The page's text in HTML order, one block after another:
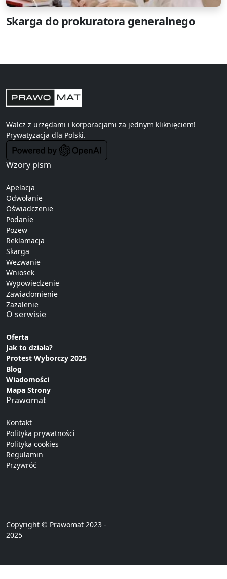
Skarga do prokuratora generalnego
Walcz z urzędami i korporacjami za jednym kliknięciem!
Prywatyzacja dla Polski.
Wzory pism
Apelacja
Odwołanie
Oświadczenie
Podanie
Pozew
Reklamacja
Skarga
Wezwanie
Wniosek
Wypowiedzenie
Zawiadomienie
Zażalenie
O serwisie
Oferta
Jak to działa?
Protest Wyborczy 2025
Blog
Wiadomości
Mapa Strony
Prawomat
Kontakt
Polityka prywatności
Polityka cookies
Regulamin
Przywróć
Copyright © Prawomat 2023 -
2025